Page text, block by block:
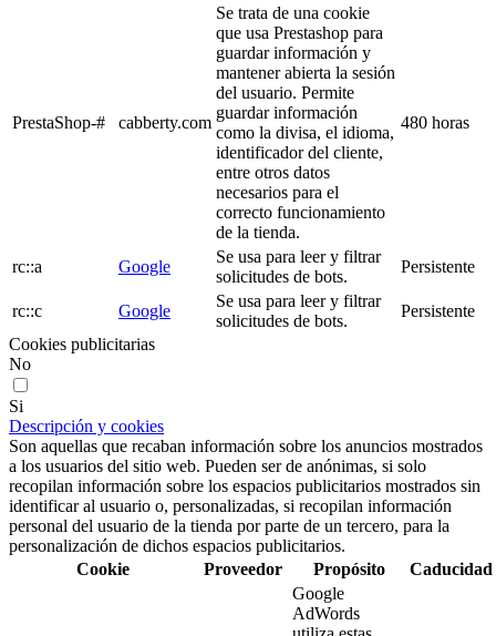
PrestaShop-# cabberty.com
Se trata de una cookie
que usa Prestashop para
guardar información y
mantener abierta la sesión
del usuario. Permite
guardar información
como la divisa, el idioma,
identificador del cliente,
entre otros datos
necesarios para el
correcto funcionamiento
de la tienda.
480 horas
rc::a Google
Se usa para leer y filtrar
solicitudes de bots.
Persistente
rc::c Google
Se usa para leer y filtrar
solicitudes de bots.
Persistente
Cookies publicitarias
No
Si
Descripción y cookies
Son aquellas que recaban información sobre los anuncios mostrados
a los usuarios del sitio web. Pueden ser de anónimas, si solo
recopilan información sobre los espacios publicitarios mostrados sin
identificar al usuario o, personalizadas, si recopilan información
personal del usuario de la tienda por parte de un tercero, para la
personalización de dichos espacios publicitarios.
Cookie
Proveedor Propósito
Caducidad
Google
AdWords